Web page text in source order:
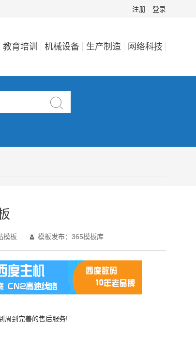
注册 登录
教育培训 机械设备 生产制造 网络科技

模板  模板发布：365模板库
周到完善的售后服务!